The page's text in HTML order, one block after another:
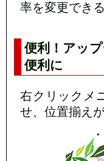
率を変更でき
便利！アッ
便利に
右クリックメ
せ、位置揃え